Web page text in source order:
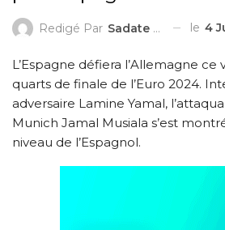
Redigé Par Sadate ZAKARI le 4
L’Espagne défiera l’Allemagne
quarts de finale de l’Euro 2024.
adversaire Lamine Yamal,
Munich Jamal Musiala s’est
niveau de l’Espagnol.